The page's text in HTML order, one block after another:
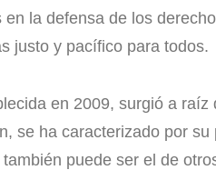
la defensa de los
justo y pacífico para todos.
en 2009, surgió a raíz
se ha caracterizado por su
puede ser el de